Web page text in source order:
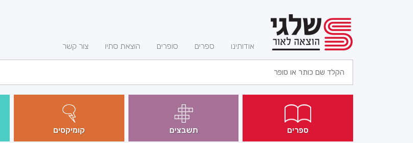
אודותינו ספרים סופרים הוצאת סתיו צור קשר
ספרים תשבצים קומיקסים